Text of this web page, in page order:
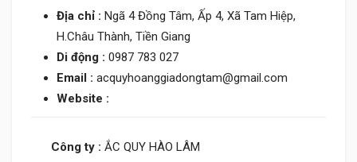
Địa chỉ : Ngã 4 Đồng Tâm, Ấp 4, Xã Tam Hiệp,
H.Châu Thành, Tiền Giang
Di động : 0987 783 027
Email : acquyhoanggiadongtam@gmail.com
Website :
Công ty : ẮC QUY HÀO LÂM